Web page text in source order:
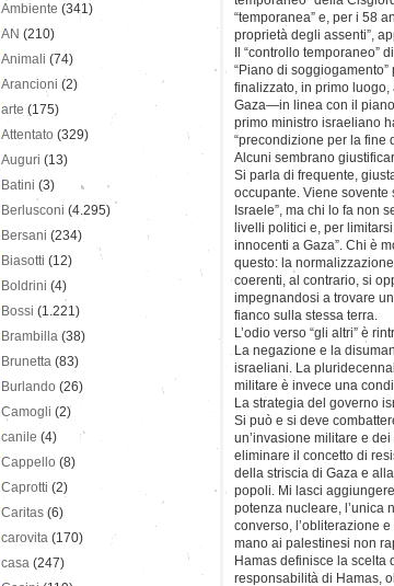
“temporanea” e, per i 58
proprietà degli assenti”,
Il “controllo
“Piano di
finalizzato, in primo
Gaza—in linea con il
primo ministro israeliano
“precondizione per la fine
Alcuni sembrano
Si parla di frequente,
occupante. Viene sovente
Israele”, ma chi lo fa non
livelli politici e, per
innocenti a Gaza”. Chi è
questo: la
coerenti, al contrario, si
impegnandosi a trovare
fianco sulla stessa terra.
L’odio verso “gli altri” è
La negazione e la
israeliani. La
militare è invece una
La strategia del governo
Si può e si deve
un’invasione militare e
eliminare il concetto di
della striscia di Gaza e
popoli. Mi lasci
potenza nucleare, l’unica
converso, l’obliterazione
mano ai palestinesi non
Hamas definisce la scelta
responsabilità di Hamas,
Ambiente (341)
AN (210)
Animali (74)
Arancioni (2)
arte (175)
Attentato (329)
Auguri (13)
Batini (3)
Berlusconi (4.295)
Bersani (234)
Biasotti (12)
Boldrini (4)
Bossi (1.221)
Brambilla (38)
Brunetta (83)
Burlando (26)
Camogli (2)
canile (4)
Cappello (8)
Caprotti (2)
Caritas (6)
carovita (170)
casa (247)